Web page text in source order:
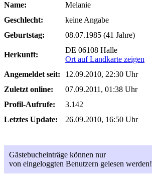
Name:
Melanie
Geschlecht:
keine Angabe
Geburtstag:
08.07.1985 (41 Jahre)
Herkunft:
DE 06108 Halle
Ort auf Landkarte zeigen
Angemeldet seit:
12.09.2010, 22:30 Uhr
Zuletzt online:
07.09.2011, 01:38 Uhr
Profil-Aufrufe:
3.142
Letztes Update:
26.09.2010, 16:50 Uhr
Gästebucheinträge können nur
von eingeloggten Benutzern gelesen werden!